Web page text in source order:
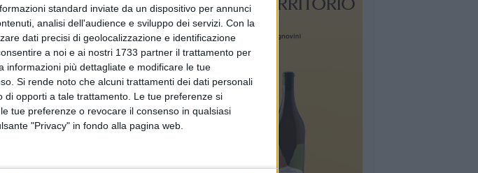
standard inviate da un dispositivo per annunci
analisi dell'audience e sviluppo dei servizi. Con la
dati precisi di geolocalizzazione e identificazione
a noi e ai nostri 1733 partner il trattamento per
informazioni più dettagliate e modificare le tue
Si rende noto che alcuni trattamenti dei dati personali
opporti a tale trattamento. Le tue preferenze si
tue preferenze o revocare il consenso in qualsiasi
"Privacy" in fondo alla pagina web.